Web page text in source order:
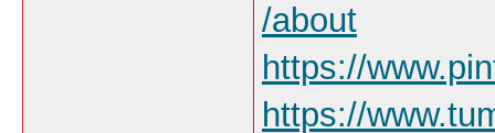
/about
https://
https://